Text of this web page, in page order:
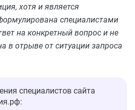
хотя и является
специалистами
на конкретный вопрос и не
в отрыве от ситуации запроса
специалистов сайта